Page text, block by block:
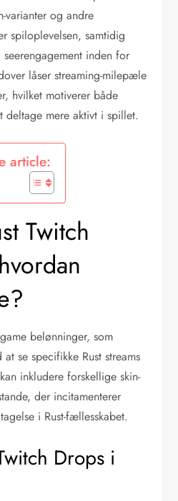
varianter og andre
spiloplevelsen, samtidig
inden for
låser streaming-milepæle
hvilket motiverer både
deltage mere aktivt i spillet.
article:
Twitch
belønninger, som
se specifikke Rust streams
inkludere forskellige skin-
der incitamenterer
i Rust-fællesskabet.
Drops i